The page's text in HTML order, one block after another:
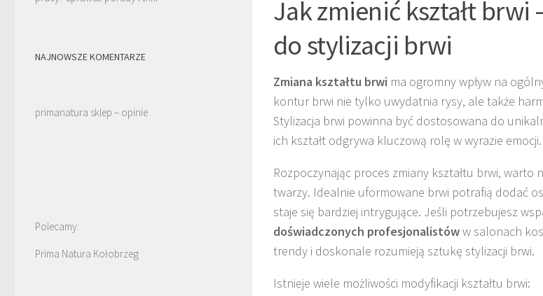
Jak zmienić kształt brwi
do stylizacji brwi
Zmiana kształtu brwi ma ogromny wpływ na
kontur brwi nie tylko uwydatnia rysy, ale także
Stylizacja brwi powinna być dostosowana do
ich kształt odgrywa kluczową rolę w wyrazie emocji.
Rozpoczynając proces zmiany kształtu brwi, warto
twarzy. Idealnie uformowane brwi potrafią dodać
staje się bardziej intrygujące. Jeśli potrzebujesz
doświadczonych profesjonalistóww salonach
trendy i doskonale rozumieją sztukę stylizacji brwi.
Istnieje wiele możliwości modyfikacji kształtu brwi:
NAJNOWSZE KOMENTARZE
primanatura sklep – opinie
Polecamy:
Prima Natura Kołobrzeg